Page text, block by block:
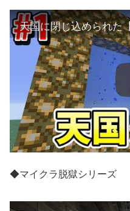
◆マイクラ脱獄シリーズ